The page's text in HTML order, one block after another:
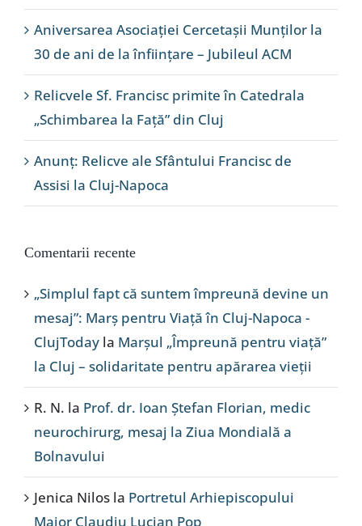
Aniversarea Asociației Cercetașii Munților la
30 de ani de la înființare – Jubileul ACM
Relicvele Sf. Francisc primite în Catedrala
„Schimbarea la Față” din Cluj
Anunț: Relicve ale Sfântului Francisc de
Assisi la Cluj-Napoca
Comentarii recente
„Simplul fapt că suntem împreună devine un
mesaj”: Marș pentru Viață în Cluj-Napoca -
ClujToday la Marșul „Împreună pentru viață”
la Cluj – solidaritate pentru apărarea vieții
R. N. la Prof. dr. Ioan Ștefan Florian, medic
neurochirurg, mesaj la Ziua Mondială a
Bolnavului
Jenica Nilos la Portretul Arhiepiscopului
Major Claudiu Lucian Pop